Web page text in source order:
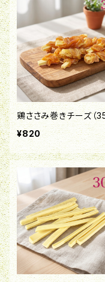
鶏ささみ巻きチーズ（
¥820